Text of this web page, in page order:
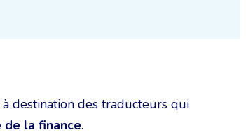
à destination des traducteurs qui
de la finance.